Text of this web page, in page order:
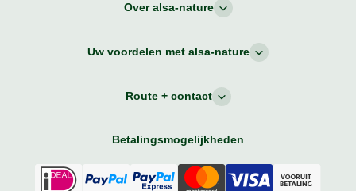
Over alsa-nature
Uw voordelen met alsa-nature
Route + contact
Betalingsmogelijkheden